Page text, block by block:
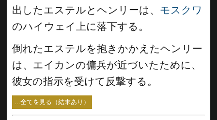
出したエステルとヘンリーは、 モスクワ
のハイウェイ上に落下する。
倒れたエステルを抱きかかえたヘンリー
は、エイカンの傭兵が近づいたために、
彼女の指示を受けて反撃する。
...全てを見る（結末あり）